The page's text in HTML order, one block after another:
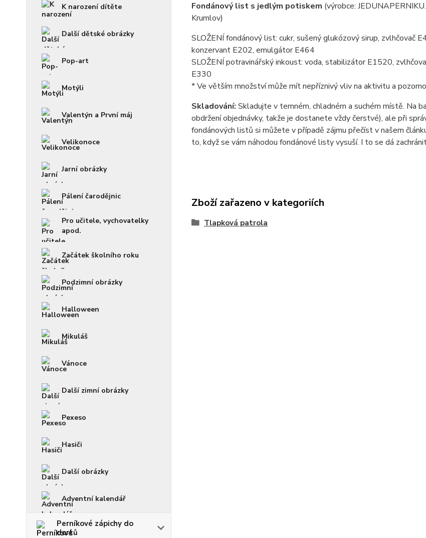
K narození dítěte
Další dětské obrázky
Pop-art
Motýli
Valentýn a První máj
Velikonoce
Jarní obrázky
Pálení čarodějnic
Pro učitele, vychovatelky
apod.
Začátek školního roku
Podzimní obrázky
Halloween
Mikuláš
Vánoce
Další zimní obrázky
Pexeso
Hasiči
Další obrázky
Adventní kalendář
Perníkové zápichy do
dortů
Fondánový list s jedlým potiskem (výrobce:
Krumlov)
SLOŽENÍ fondánový list: cukr, sušený glukózový sirup,
konzervant E202, emulgátor E464
SLOŽENÍ potravinářský inkoust: voda, stabilizátor E1520,
E330
* Ve větším množství může mít nepříznivý vliv na aktivitu a
Skladování: Skladujte v temném, chladném a suchém místě. Na
obdržení objednávky, takže je dostanete vždy čerstvé), ale při
fondánových listů si můžete v případě zájmu přečíst v našem
to, když se vám náhodou fondánové listy vysuší. I to se dá
Zboží zařazeno v kategoriích
Tlapková patrola